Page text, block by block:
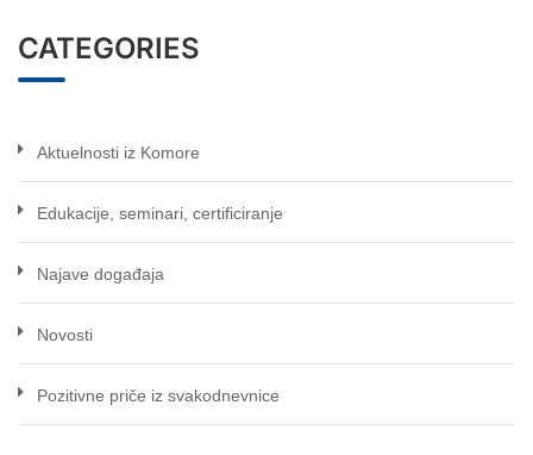
CATEGORIES
Aktuelnosti iz Komore
Edukacije, seminari, certificiranje
Najave događaja
Novosti
Pozitivne priče iz svakodnevnice